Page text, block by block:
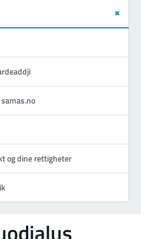
og dine rettigheter